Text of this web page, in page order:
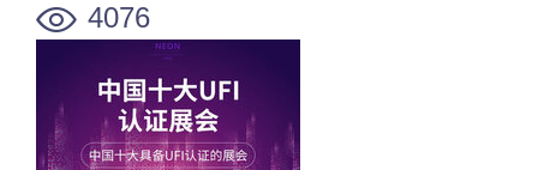
4076